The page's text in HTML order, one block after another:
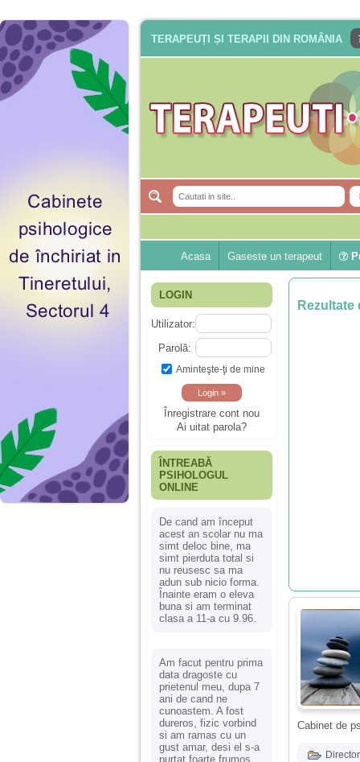
TERAPEUȚI ȘI TERAPII DIN ROMÂNIA
Acasa Gaseste un terapeut
LOGIN
Utilizator:
Parolă:
Aminteşte-ţi de mine
Înregistrare cont nou
Ai uitat parola?
ÎNTREABĂ
PSIHOLOGUL
ONLINE
De cand am început
acest an scolar nu ma
simt deloc bine, ma
simt pierduta total si
nu reusesc sa ma
adun sub nicio forma.
Înainte eram o eleva
buna si am terminat
clasa a 11-a cu 9.96.
Am facut pentru prima
data dragoste cu
prietenul meu, dupa 7
ani de cand ne
cunoastem. A fost
dureros, fizic vorbind
si am ramas cu un
gust amar, desi el s-a
purtat foarte frumos.
Rezultate
Cabinet de